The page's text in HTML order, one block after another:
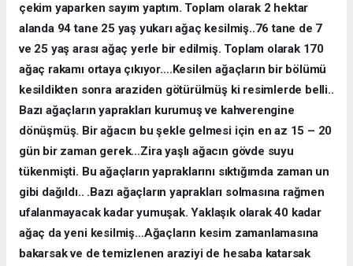
çekim yaparken sayım yaptım. Toplam olarak 2 hektar
alanda 94 tane 25 yaş yukarı ağaç kesilmiş..76 tane de 7
ve 25 yaş arası ağaç yerle bir edilmiş. Toplam olarak 170
ağaç rakamı ortaya çıkıyor….Kesilen ağaçların bir bölümü
kesildikten sonra araziden götürülmüş ki resimlerde belli..
Bazı ağaçların yaprakları kurumuş ve kahverengine
dönüşmüş. Bir ağacın bu şekle gelmesi için en az 15 – 20
gün bir zaman gerek…Zira yaşlı ağacın gövde suyu
tükenmişti. Bu ağaçların yapraklarını sıktığımda zaman un
gibi dağıldı.. .Bazı ağaçların yaprakları solmasına rağmen
ufalanmayacak kadar yumuşak. Yaklaşık olarak 40 kadar
ağaç da yeni kesilmiş…Ağaçların kesim zamanlamasına
bakarsak ve de temizlenen araziyi de hesaba katarsak